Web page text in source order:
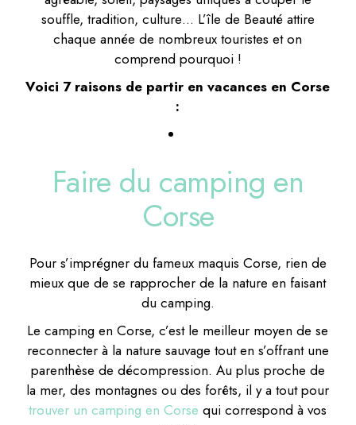
souffle, tradition, culture… L’île de Beauté attire
chaque année de nombreux touristes et on
comprend pourquoi !
Voici 7 raisons de partir en vacances en Corse
:
Faire du camping en
Corse
Pour s’imprégner du fameux maquis Corse, rien de
mieux que de se rapprocher de la nature en faisant
du camping.
Le camping en Corse, c’est le meilleur moyen de se
reconnecter à la nature sauvage tout en s’offrant une
parenthèse de décompression. Au plus proche de
la mer, des montagnes ou des forêts, il y a tout pour
trouver un camping en Corse qui correspond à vos